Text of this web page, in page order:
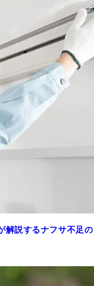
説するナフサ不足の